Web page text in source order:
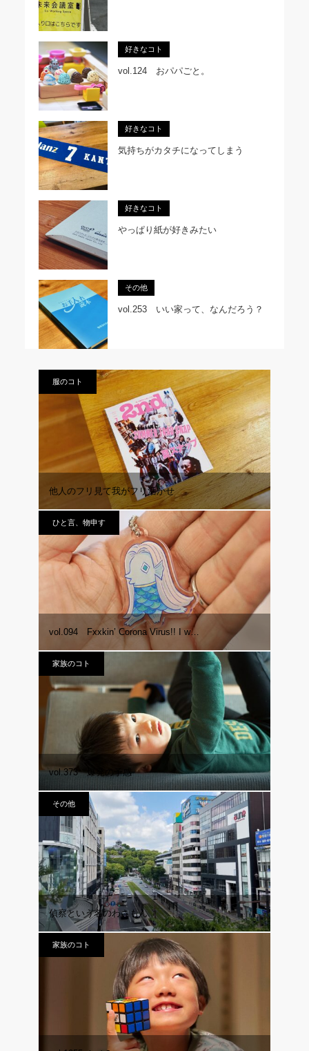
好きなコト
vol.124 おパパごと。
好きなコト
気持ちがカタチになってしまう
好きなコト
やっぱり紙が好きみたい
その他
vol.253 いい家って、なんだろう？
服のコト
他人のフリ見て我がフリ活かせ
ひと言、物申す
vol.094 Fxxkin’ Corona Virus!! I w…
家族のコト
vol.373 爆発の予感
その他
偵察という名のわさもん
家族のコト